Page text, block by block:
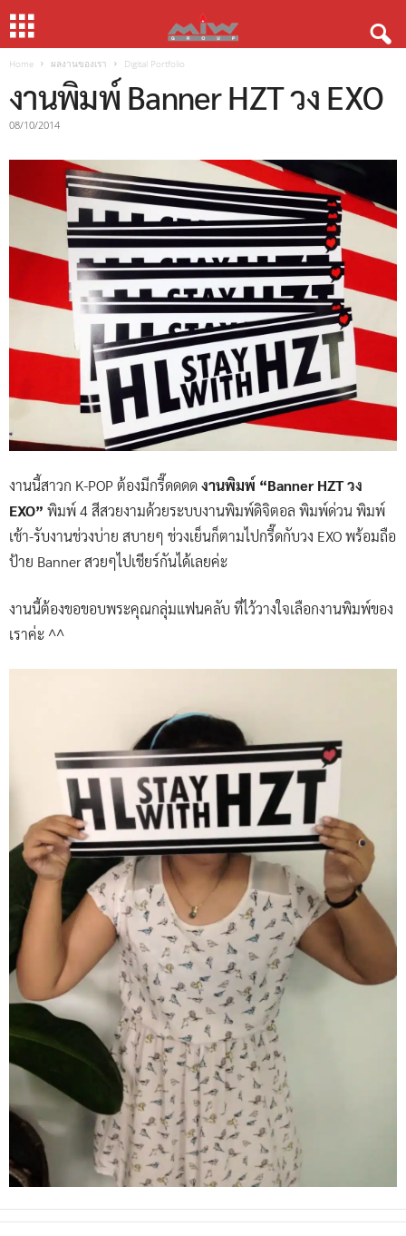
Home ผลงานของเรา Digital Portfolio
งานพิมพ์ Banner HZT วง EXO
08/10/2014
งานนี้สาวก K-POP ต้องมีกรี๊ดดดดงานพิมพ์ “Banner HZT วง
EXO” พิมพ์ 4 สีสวยงามด้วยระบบงานพิมพ์ดิจิตอล พิมพ์ด่วน พิมพ์
เช้า-รับงานช่วงบ่าย สบายๆ ช่วงเย็นก็ตามไปกรี๊ดกับวง EXO พร้อมถือ
ป้าย Banner สวยๆไปเชียร์กันได้เลยค่ะ
งานนี้ต้องขอขอบพระคุณกลุ่มแฟนคลับ ที่ไว้วางใจเลือกงานพิมพ์ของ
เราค่ะ ^^